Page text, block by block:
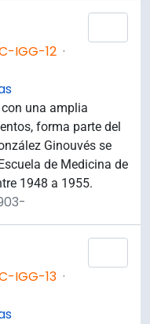
IGG-12 ·
una amplia
forma parte del
Ginouvés se
de Medicina de
1948 a 1955.
IGG-13 ·